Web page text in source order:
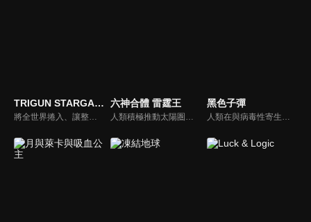
TRIGUN STARGAZE
將全世界捲入、讓整座城市徹底化為廢墟的「Lost July」慘劇之後，已過去兩年半。不殺的威席·史坦畢特，與誓言殺光人類的密利歐・奈布茲最終一戰即將展開。
六神合體 雷霆王
人類積極推動太陽圏開發計畫，卻遭到企圖征服地球的吉森星皇帝祖魯的阻撓。肩負守護地球重任的地球防衛軍成員明神武，因吉森星的入侵而得知自己的身世——他竟是17年前被送來地球的吉森星人。明神武將蓋亞等六台機器人合體，化身無敵的「雷霆王」，迎戰來自吉森星的侵略者。
黑色子彈
人類在與病毒性寄生生物「原腸動物」的戰爭中落敗，被迫退到荒廢的國土一角苟延殘喘。在時間的流逝下，人類中出現了能控制原腸動物病毒被稱呼「受詛之子」的最後希望，而負責專抗原腸動物的民警里見蓮太郎與「受詛之子」藍原延珠搭檔。某天接獲了政府的特別命令，內容則是避免東京毀滅的高度機密任務…